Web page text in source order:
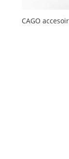
CAGO